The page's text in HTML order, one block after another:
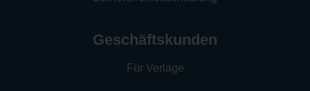
Geschäftskunden
Für Verlage